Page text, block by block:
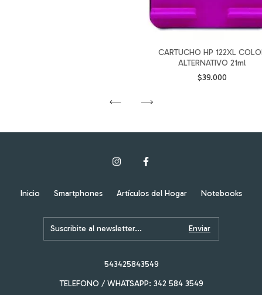
CARTUCHO HP 122XL
ALTERNATIVO 21ml
$39.000
Inicio Smartphones Artículos del Hogar Notebooks
543425843549
TELEFONO / WHATSAPP: 342 584 3549